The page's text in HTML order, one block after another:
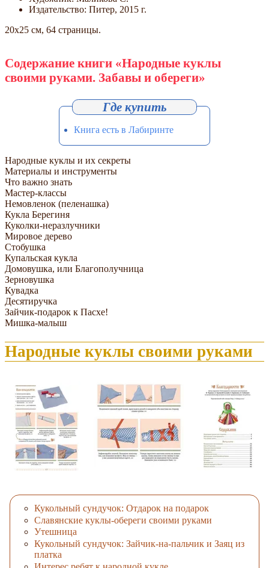
Издательство: Питер, 2015 г.
20х25 см, 64 страницы.
Содержание книги «Народные куклы
своими руками. Забавы и обереги»
Книга есть в Лабиринте
Народные куклы и их секреты
Материалы и инструменты
Что важно знать
Мастер-классы
Немовленок (пеленашка)
Кукла Берегиня
Куколки-неразлучники
Мировое дерево
Стобушка
Купальская кукла
Домовушка, или Благополучница
Зерновушка
Кувадка
Десятиручка
Зайчик-подарок к Пасхе!
Мишка-малыш
Народные куклы своими руками
Кукольный сундучок: Отдарок на подарок
Славянские куклы-обереги своими руками
Утешница
Кукольный сундучок: Зайчик-на-пальчик и Заяц из
платка